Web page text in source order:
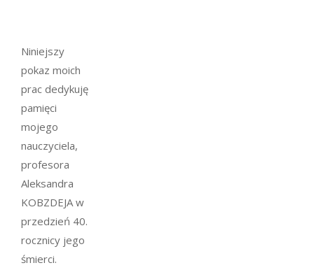
Niniejszy
pokaz moich
prac dedykuję
pamięci
mojego
nauczyciela,
profesora
Aleksandra
KOBZDEJA w
przedzień 40.
rocznicy jego
śmierci.